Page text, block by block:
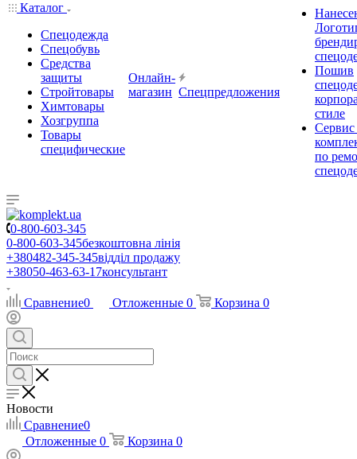
Каталог
Спецодежда
Спецобувь
Средства
защиты
Стройтовары
Химтовары
Хозгруппа
Товары
специфические
Онлайн-
магазин Спецпредложения
Пошив
стиле
по
0-800-603-345
0-800-603-345безкоштовна лінія
+380482-345-345відділ продажу
+38050-463-63-17консультант
Сравнение0 Отложенные 0 Корзина 0
Новости
Сравнение0
Отложенные 0 Корзина 0